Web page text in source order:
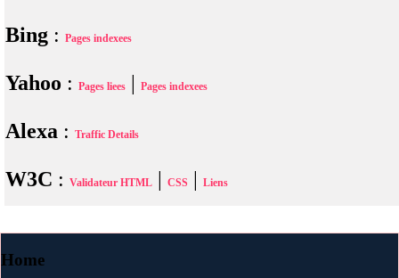
Bing : Pages indexees
Yahoo : Pages liees Pages indexees
Alexa : Traffic Details
W3C : Validateur HTML CSS Liens
Home